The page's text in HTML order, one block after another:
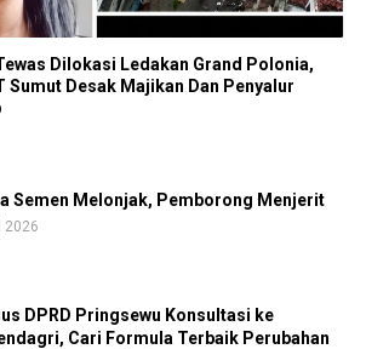
Dilokasi Ledakan Grand Polonia,
Sumut Desak Majikan Dan Penyalur
Semen Melonjak, Pemborong Menjerit
2026
DPRD Pringsewu Konsultasi ke
Cari Formula Terbaik Perubahan